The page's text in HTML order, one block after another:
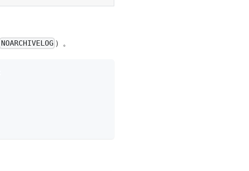
NOARCHIVELOG ）。